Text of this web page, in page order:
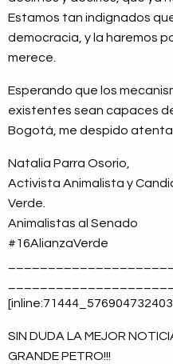
Estamos tan indignados
democracia, y la haremos
merece.
Esperando que los
existentes sean capaces
Bogotá, me despido
Natalia Parra Osorio,
Activista Animalista y
Verde.
Animalistas al Senado
#16AlianzaVerde
SIN DUDA LA MEJOR
GRANDE PETRO!!!